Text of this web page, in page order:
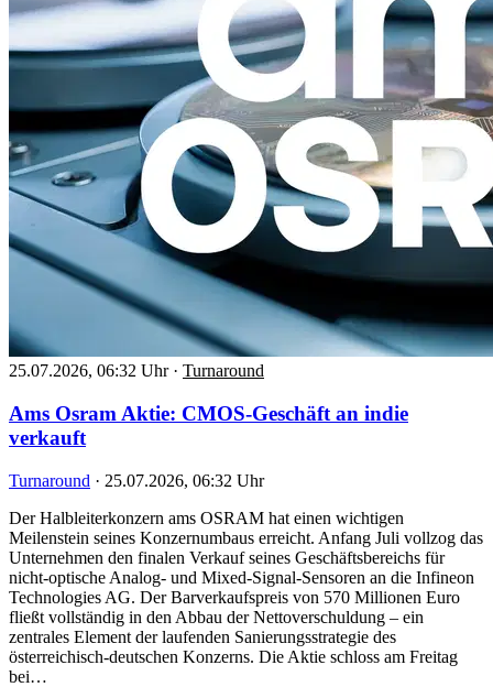
25.07.2026, 06:32 Uhr · Turnaround
Ams Osram Aktie: CMOS-Geschäft an indie
verkauft
Turnaround · 25.07.2026, 06:32 Uhr
Der Halbleiterkonzern ams OSRAM hat einen wichtigen
Meilenstein seines Konzernumbaus erreicht. Anfang Juli vollzog das
Unternehmen den finalen Verkauf seines Geschäftsbereichs für
nicht-optische Analog- und Mixed-Signal-Sensoren an die Infineon
Technologies AG. Der Barverkaufspreis von 570 Millionen Euro
fließt vollständig in den Abbau der Nettoverschuldung – ein
zentrales Element der laufenden Sanierungsstrategie des
österreichisch-deutschen Konzerns. Die Aktie schloss am Freitag
bei…